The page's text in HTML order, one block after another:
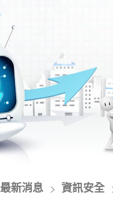
最新消息 資訊安全